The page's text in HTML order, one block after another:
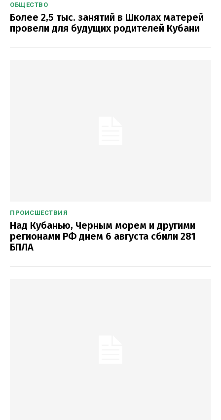
ОБЩЕСТВО
Более 2,5 тыс. занятий в Школах матерей
провели для будущих родителей Кубани
ПРОИСШЕСТВИЯ
Над Кубанью, Черным морем и другими
регионами РФ днем 6 августа сбили 281
БПЛА